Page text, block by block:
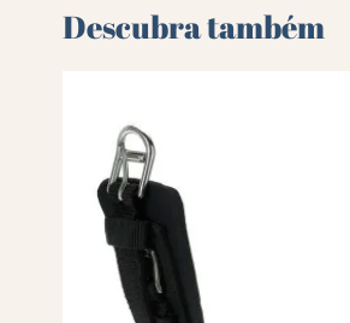
Descubra também 🌻